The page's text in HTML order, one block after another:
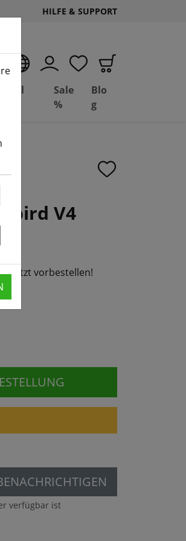
HILFE & SUPPORT
Basil
Sale
%
Blo
g
V4
- jetzt vorbestellen!
verfügbar ist
Essenziell